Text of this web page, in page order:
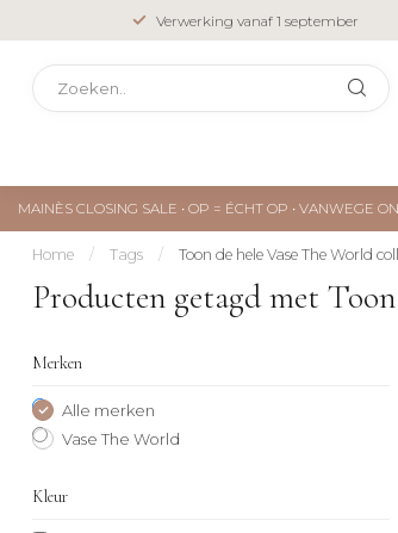
Verwerking vanaf 1 september
MAINÈS CLOSING SALE • OP = ÉCHT OP • VANWEGE
Home / Tags / Toon de hele Vase The World
Producten getagd met
Merken
Alle merken
Vase The World
Kleur